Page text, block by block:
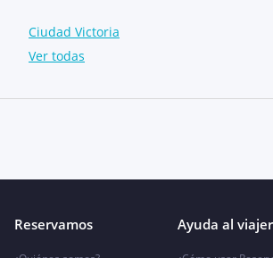
Ciudad Victoria
Ver todas
Reservamos Ayuda al